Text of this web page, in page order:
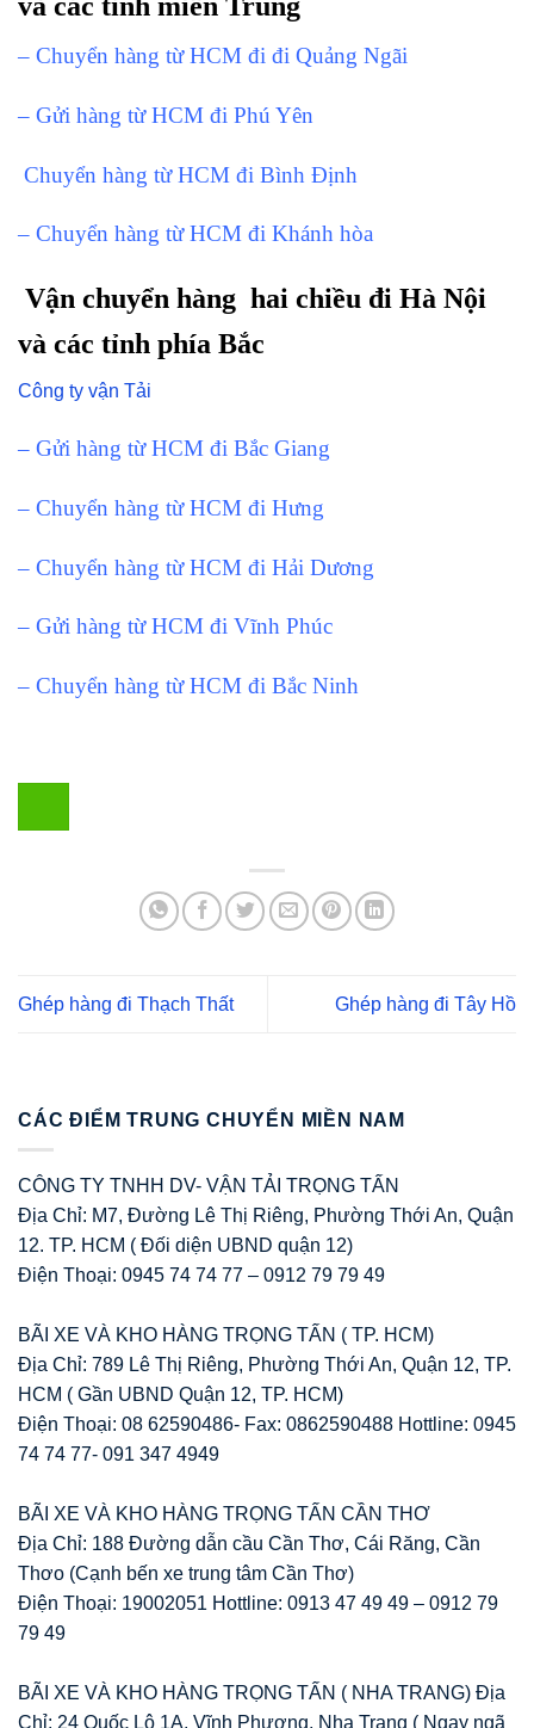
– Chuyển hàng từ HCM đi đi Quảng Ngãi
– Gửi hàng từ HCM đi Phú Yên
Chuyển hàng từ HCM đi Bình Định
– Chuyển hàng từ HCM đi Khánh hòa
Vận chuyển hàng hai chiều đi Hà Nội
và các tỉnh phía Bắc
Công ty vận Tải
– Gửi hàng từ HCM đi Bắc Giang
– Chuyển hàng từ HCM đi Hưng
– Chuyển hàng từ HCM đi Hải Dương
– Gửi hàng từ HCM đi Vĩnh Phúc
– Chuyển hàng từ HCM đi Bắc Ninh
Ghép hàng đi Thạch Thất Ghép hàng đi Tây Hồ
CÁC ĐIỂM TRUNG CHUYỂN MIỀN NAM
CÔNG TY TNHH DV- VẬN TẢI TRỌNG TẤN
Địa Chỉ: M7, Đường Lê Thị Riêng, Phường Thới An, Quận
12. TP. HCM ( Đối diện UBND quận 12)
Điện Thoại: 0945 74 74 77 – 0912 79 79 49
BÃI XE VÀ KHO HÀNG TRỌNG TẤN ( TP. HCM)
Địa Chỉ: 789 Lê Thị Riêng, Phường Thới An, Quận 12, TP.
HCM ( Gần UBND Quận 12, TP. HCM)
Điện Thoại: 08 62590486- Fax: 0862590488 Hottline: 0945
74 74 77- 091 347 4949
BÃI XE VÀ KHO HÀNG TRỌNG TẤN CẦN THƠ
Địa Chỉ: 188 Đường dẫn cầu Cần Thơ, Cái Răng, Cần
Thơo (Cạnh bến xe trung tâm Cần Thơ)
Điện Thoại: 19002051 Hottline: 0913 47 49 49 – 0912 79
79 49
BÃI XE VÀ KHO HÀNG TRỌNG TẤN ( NHA TRANG) Địa
Chỉ: 24 Quốc Lộ 1A, Vĩnh Phương, Nha Trang ( Ngay ngã